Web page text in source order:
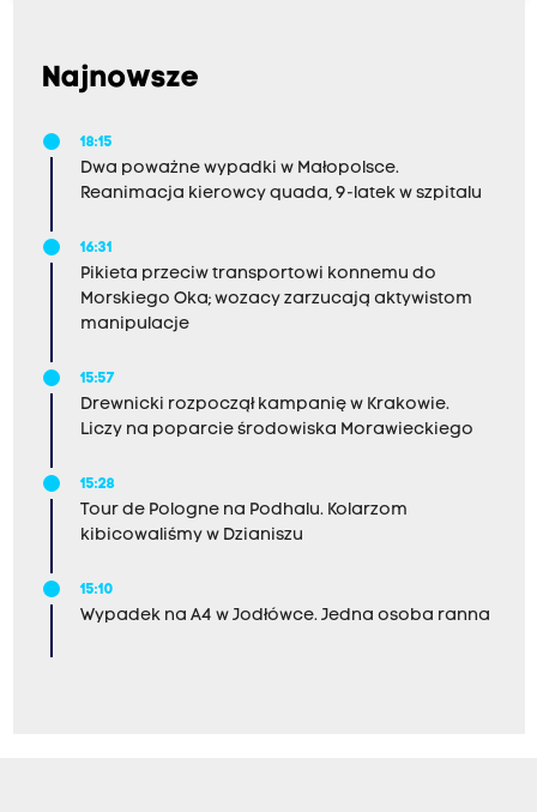
Najnowsze
18:15
Dwa poważne wypadki w Małopolsce.
Reanimacja kierowcy quada, 9-latek w szpitalu
16:31
Pikieta przeciw transportowi konnemu do
Morskiego Oka; wozacy zarzucają aktywistom
manipulacje
15:57
Drewnicki rozpoczął kampanię w Krakowie.
Liczy na poparcie środowiska Morawieckiego
15:28
Tour de Pologne na Podhalu. Kolarzom
kibicowaliśmy w Dzianiszu
15:10
Wypadek na A4 w Jodłówce. Jedna osoba ranna